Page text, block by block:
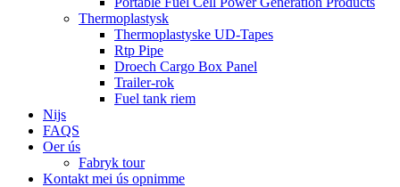
Thermoplastysk
Thermoplastyske UD-Tapes
Rtp Pipe
Droech Cargo Box Panel
Trailer-rok
Fuel tank riem
Nijs
FAQS
Oer ús
Fabryk tour
Kontakt mei ús opnimme